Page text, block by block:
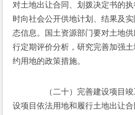
对土地出让合同、划拨决定书的
时向社会公开供地计划、结果及
态信息。国土资源部门要对土地
行定期评价分析，研究完善加强
约用地的政策措施。
（二十）完善建设项目竣
设项目依法用地和履行土地出让